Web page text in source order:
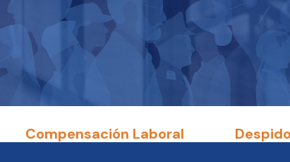
Compensación Laboral